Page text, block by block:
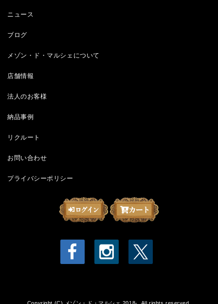
ニュース
ブログ
メゾン・ド・マルシェについて
店舗情報
法人のお客様
納品事例
リクルート
お問い合わせ
プライバシーポリシー